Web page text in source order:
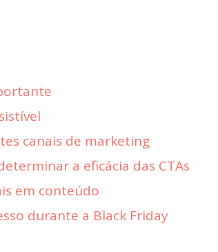
canais de marketing
a eficácia das CTAs
em conteúdo
durante a Black Friday